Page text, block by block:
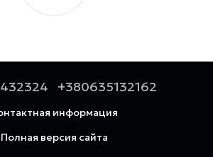
+380635132162
информация
Полная версия сайта